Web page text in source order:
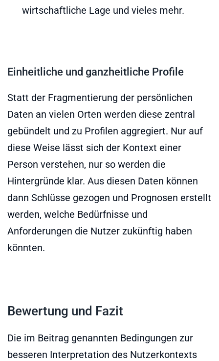
wirtschaftliche Lage und vieles mehr.
Einheitliche und ganzheitliche Profile
Statt der Fragmentierung der persönlichen
Daten an vielen Orten werden diese zentral
gebündelt und zu Profilen aggregiert. Nur auf
diese Weise lässt sich der Kontext einer
Person verstehen, nur so werden die
Hintergründe klar. Aus diesen Daten können
dann Schlüsse gezogen und Prognosen erstellt
werden, welche Bedürfnisse und
Anforderungen die Nutzer zukünftig haben
könnten.
Bewertung und Fazit
Die im Beitrag genannten Bedingungen zur
besseren Interpretation des Nutzerkontexts